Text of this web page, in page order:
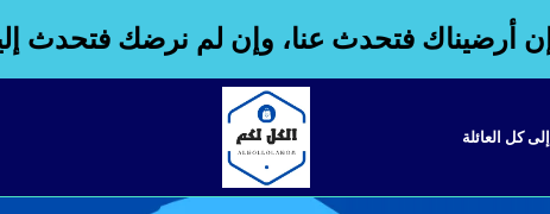
إن أرضيناك فتحدث عنا، وإن لم نرضك فتحدث
إلى كل العائلة